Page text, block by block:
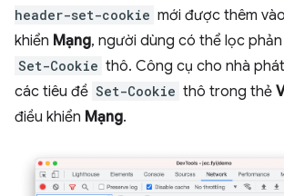
header-set-cookie mới được thêm
khiển Mạng, người dùng có thể lọc
Set-Cookie thô. Công cụ cho nhà
các tiêu đề Set-Cookie thô trong thẻ
điều khiển Mạng.